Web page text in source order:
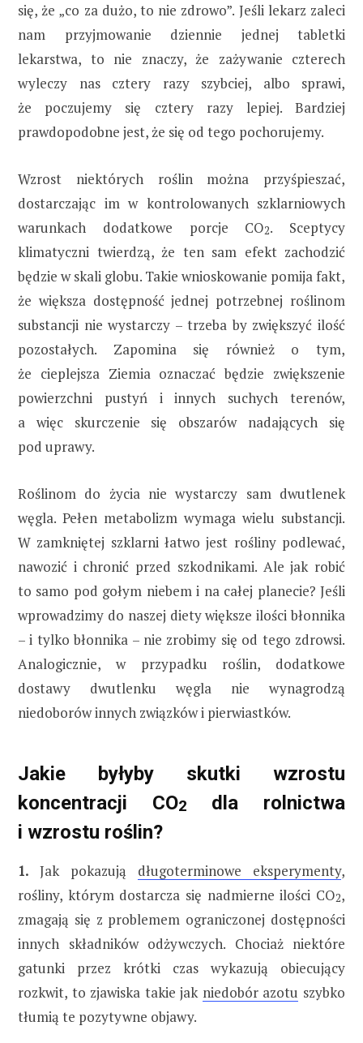
się, że „co za dużo, to nie zdrowo”. Jeśli lekarz zaleci
nam przyjmowanie dziennie jednej tabletki
lekarstwa, to nie znaczy, że zażywanie czterech
wyleczy nas cztery razy szybciej, albo sprawi,
że poczujemy się cztery razy lepiej. Bardziej
prawdopodobne jest, że się od tego pochorujemy.
Wzrost niektórych roślin można przyśpieszać,
dostarczając im w kontrolowanych szklarniowych
warunkach dodatkowe porcje CO2. Sceptycy
klimatyczni twierdzą, że ten sam efekt zachodzić
będzie w skali globu. Takie wnioskowanie pomija fakt,
że większa dostępność jednej potrzebnej roślinom
substancji nie wystarczy – trzeba by zwiększyć ilość
pozostałych. Zapomina się również o tym,
że cieplejsza Ziemia oznaczać będzie zwiększenie
powierzchni pustyń i innych suchych terenów,
a więc skurczenie się obszarów nadających się
pod uprawy.
Roślinom do życia nie wystarczy sam dwutlenek
węgla. Pełen metabolizm wymaga wielu substancji.
W zamkniętej szklarni łatwo jest rośliny podlewać,
nawozić i chronić przed szkodnikami. Ale jak robić
to samo pod gołym niebem i na całej planecie? Jeśli
wprowadzimy do naszej diety większe ilości błonnika
– i tylko błonnika – nie zrobimy się od tego zdrowsi.
Analogicznie, w przypadku roślin, dodatkowe
dostawy dwutlenku węgla nie wynagrodzą
niedoborów innych związków i pierwiastków.
Jakie byłyby skutki wzrostu
koncentracji CO2
dla rolnictwa
i wzrostu roślin?
1. Jak pokazują długoterminowe eksperymenty,
rośliny, którym dostarcza się nadmierne ilości CO2,
zmagają się z problemem ograniczonej dostępności
innych składników odżywczych. Chociaż niektóre
gatunki przez krótki czas wykazują obiecujący
rozkwit, to zjawiska takie jak niedobór azotu szybko
tłumią te pozytywne objawy.